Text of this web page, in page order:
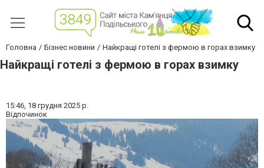
Головна Бізнес новини Найкращі готелі з фермою в горах взимку
Найкращі готелі з фермою в горах взимку
15:46, 18 грудня 2025 р.
Відпочинок